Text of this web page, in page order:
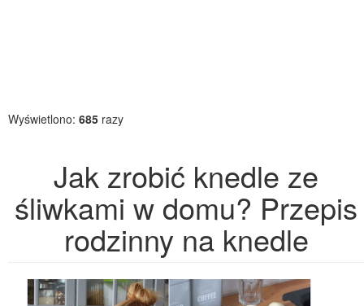
Wyświetlono: 685 razy
Jak zrobić knedle ze
śliwkami w domu? Przepis
rodzinny na knedle